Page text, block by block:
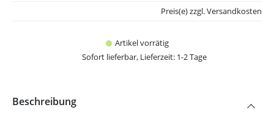
Artikel vorrätig
Sofort lieferbar, Lieferzeit: 1-2 Tage
Preis(e) zzgl. Versandkosten
Beschreibung